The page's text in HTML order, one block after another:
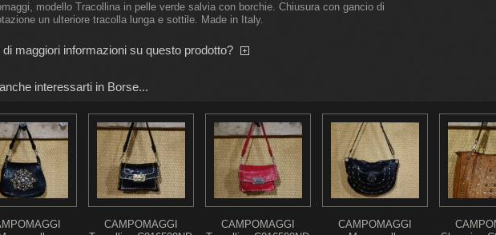
modello Tracollina in pelle verde salvia con borchie. Chiusura con gancio di
un ulteriore tracolla lunga e sottile. Made in Italy.
di maggiori informazioni su questo prodotto?
interessarti in Borse...
CAMPOMAGGI
CAMPOMAGGI
CAMPOMAGGI